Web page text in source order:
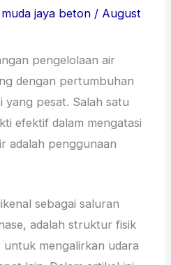
muda jaya beton / August
pengelolaan air
dengan pertumbuhan
yang pesat. Salah satu
efektif dalam mengatasi
adalah penggunaan
sebagai saluran
adalah struktur fisik
mengalirkan udara